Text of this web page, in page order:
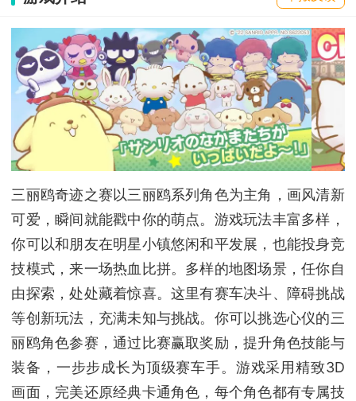
三丽鸥奇迹之赛以三丽鸥系列角色为主角，画风清新
可爱，瞬间就能戳中你的萌点。游戏玩法丰富多样，
你可以和朋友在明星小镇悠闲和平发展，也能投身竞
技模式，来一场热血比拼。多样的地图场景，任你自
由探索，处处藏着惊喜。这里有赛车决斗、障碍挑战
等创新玩法，充满未知与挑战。你可以挑选心仪的三
丽鸥角色参赛，通过比赛赢取奖励，提升角色技能与
装备，一步步成长为顶级赛车手。游戏采用精致3D
画面，完美还原经典卡通角色，每个角色都有专属技